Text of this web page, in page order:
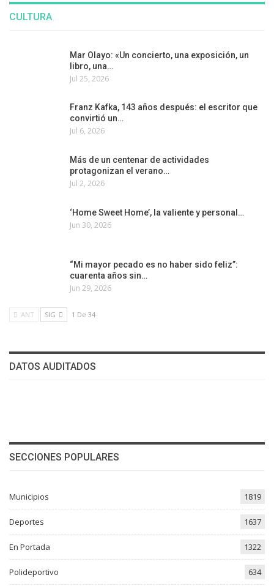
CULTURA
Mar Olayo: «Un concierto, una exposición, un
libro, una…
Jul 25, 2026
Franz Kafka, 143 años después: el escritor que
convirtió un…
Jul 6, 2026
Más de un centenar de actividades
protagonizan el verano…
Jul 2, 2026
‘Home Sweet Home’, la valiente y personal…
Jun 30, 2026
“Mi mayor pecado es no haber sido feliz”:
cuarenta años sin…
Jun 29, 2026
ANT SIG 1 De 34
DATOS AUDITADOS
SECCIONES POPULARES
Municipios 1819
Deportes 1637
En Portada 1322
Polideportivo 634